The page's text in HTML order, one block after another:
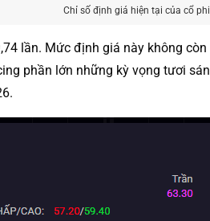
Chỉ số định giá hiện tại của cổ
lần. Mức định giá này không
phần lớn những kỳ vọng tươi